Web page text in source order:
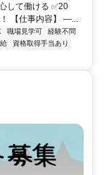
して働ける ✅20
【仕事内容】 ―...
職場見学可
経験不問
資格取得手当あり